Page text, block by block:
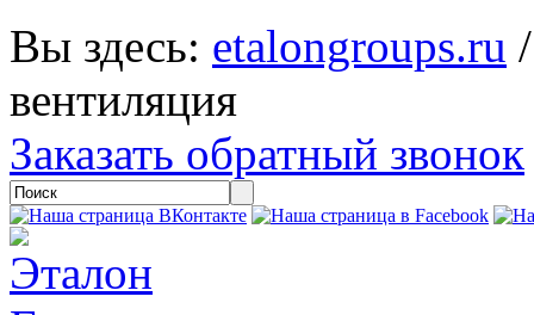
Вы здесь: etalongroups.ru
вентиляция
Заказать обратный звонок